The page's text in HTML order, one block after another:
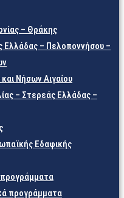
– Θράκης
Ελλάδας – Πελοποννήσου –
Νήσων Αιγαίου
– Στερεάς Ελλάδας –
Εδαφικής
προγράμματα